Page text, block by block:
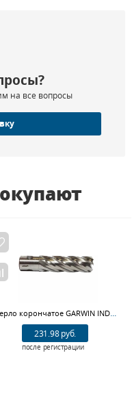
на все вопросы
Сверло корончатое GARWIN INDUSTRIAL 102810-50 (50 мм, универсальный хвостовик 3/4", WELDON/NITTO ф19,05 мм, HSS, глубина сверления Lap50 мм)
231.98 руб.
после регистрации